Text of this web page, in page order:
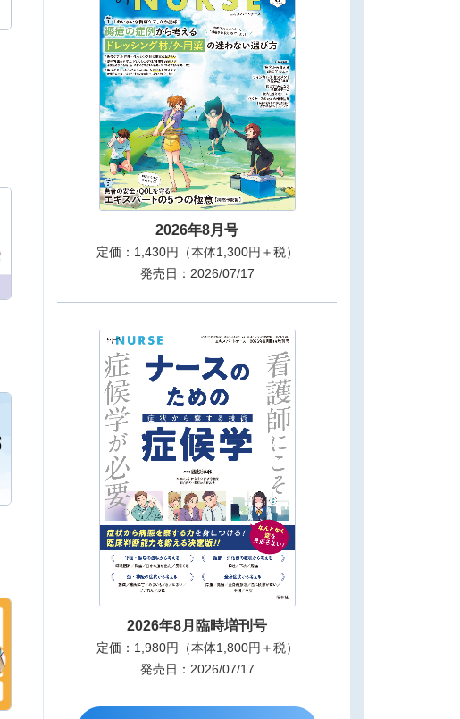
2026年8月号
定価：1,430円（本体1,300円＋税）
発売日：2026/07/17
2026年8月臨時増刊号
定価：1,980円（本体1,800円＋税）
発売日：2026/07/17